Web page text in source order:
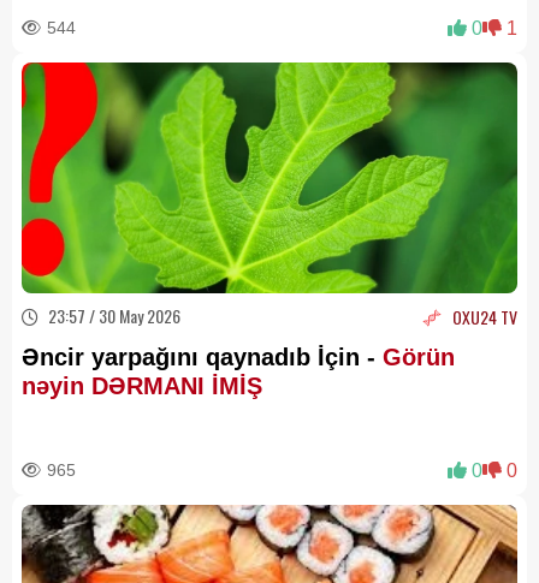
544 0 1
23:57 / 30 May 2026 OXU24 TV
Əncir yarpağını qaynadıb İçin - Görün
nəyin DƏRMANI İMİŞ
965 0 0